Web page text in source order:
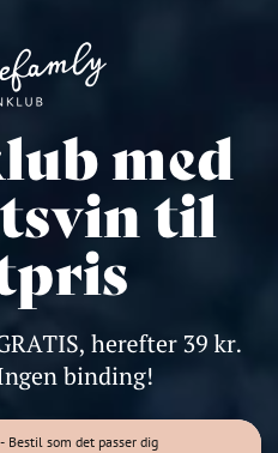
Bestil som det passer dig